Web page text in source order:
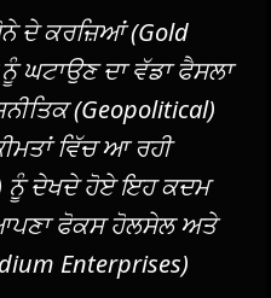
ਦੇ ਕਰਜ਼ਿਆਂ (Gold
ਘਟਾਉਣ ਦਾ ਵੱਡਾ ਫੈਸਲਾ
(Geopolitical)
ਵਿੱਚ ਆ ਰਹੀ
ਨੂੰ ਦੇਖਦੇ ਹੋਏ ਇਹ ਕਦਮ
ਫੋਕਸ ਹੋਲਸੇਲ ਅਤੇ
Enterprises)